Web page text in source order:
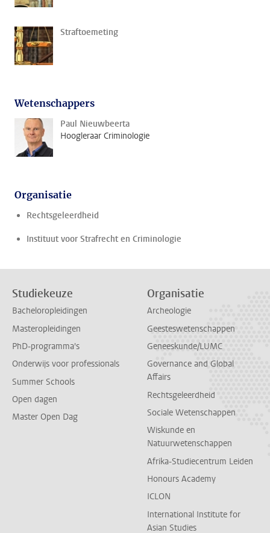
Straftoemeting
Wetenschappers
Paul Nieuwbeerta
Hoogleraar Criminologie
Organisatie
Rechtsgeleerdheid
Instituut voor Strafrecht en Criminologie
Studiekeuze
Bacheloropleidingen
Masteropleidingen
PhD-programma's
Onderwijs voor professionals
Summer Schools
Open dagen
Master Open Dag
Organisatie
Archeologie
Geesteswetenschappen
Geneeskunde/LUMC
Governance and Global
Affairs
Rechtsgeleerdheid
Sociale Wetenschappen
Wiskunde en
Natuurwetenschappen
Afrika-Studiecentrum Leiden
Honours Academy
ICLON
International Institute for
Asian Studies